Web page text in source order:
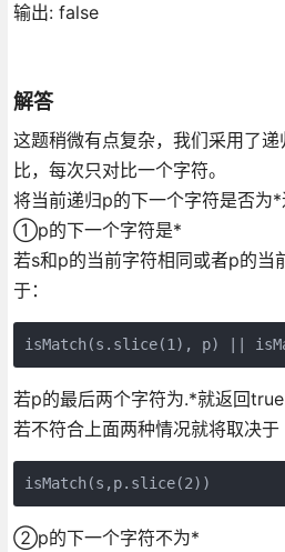
输出: false
解答
这题稍微有点复杂，我们采用了
比，每次只对比一个字符。
将当前递归p的下一个字符是否为*
①p的下一个字符是*
若s和p的当前字符相同或者p的当
于：
isMatch(s.slice(1), p) ||
若p的最后两个字符为.*就返回true
若不符合上面两种情况就将取决于
isMatch(s,p.slice(2))
②p的下一个字符不为*